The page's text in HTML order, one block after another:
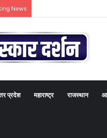
News
प्रदेश महाराष्ट्र राजस्थान